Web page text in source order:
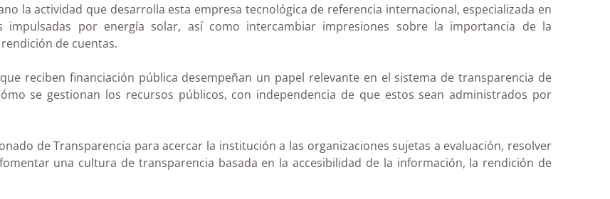
la actividad que desarrolla esta empresa tecnológica de referencia internacional, especializada en
por energía solar, así como intercambiar impresiones sobre la importancia de la
de cuentas.
reciben financiación pública desempeñan un papel relevante en el sistema de transparencia de
se gestionan los recursos públicos, con independencia de que estos sean administrados por
de Transparencia para acercar la institución a las organizaciones sujetas a evaluación, resolver
una cultura de transparencia basada en la accesibilidad de la información, la rendición de